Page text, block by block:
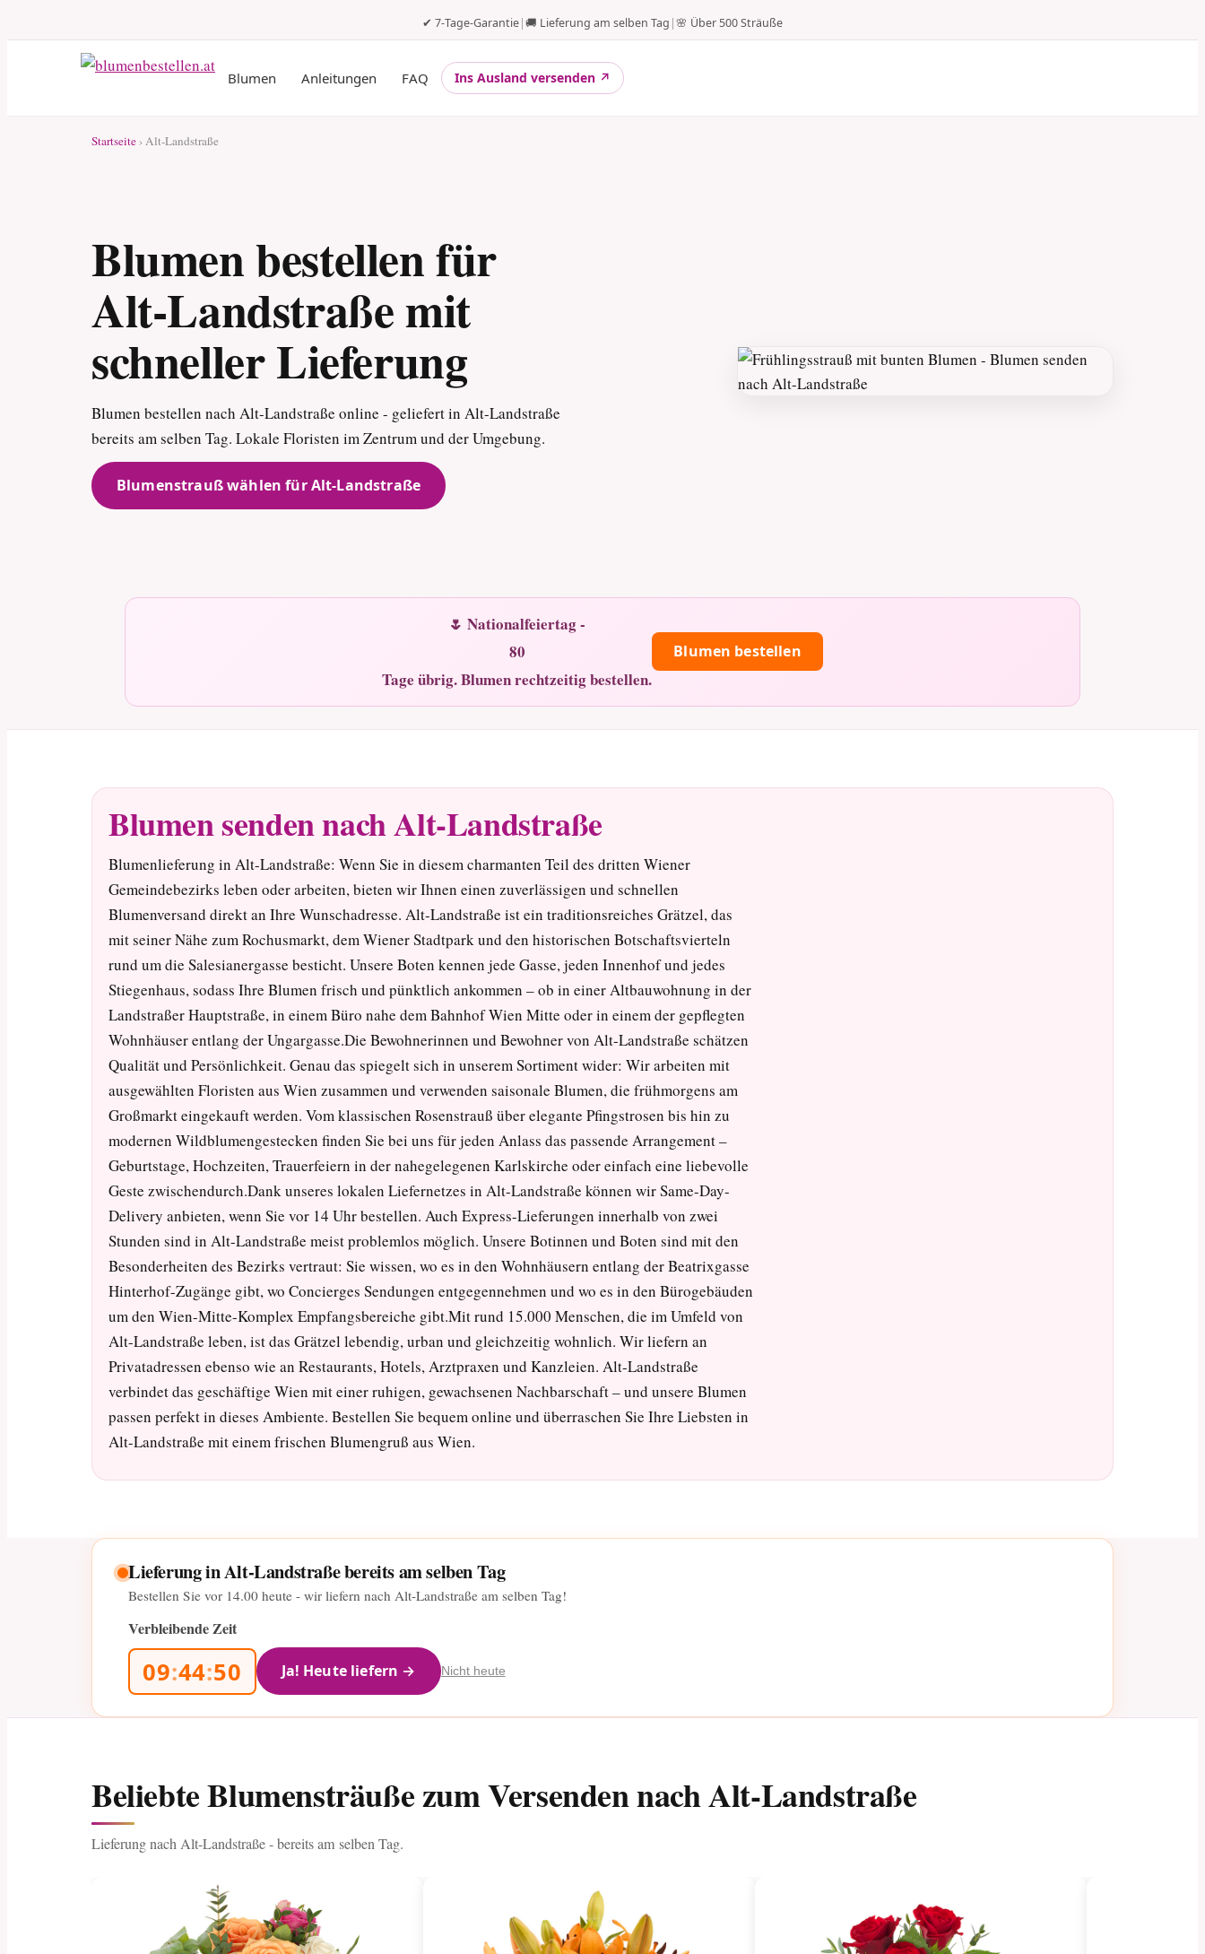
✔ 7-Tage-Garantie|🚚 Lieferung am selben Tag |🌸 Über 500 Sträuße
Blumen Anleitungen FAQ Ins Ausland versenden ↗
Startseite › Alt-Landstraße
Blumen bestellen für
Alt-Landstraße mit
schneller Lieferung
Blumen bestellen nach Alt-Landstraße online - geliefert in Alt-Landstraße
bereits am selben Tag. Lokale Floristen im Zentrum und der Umgebung.
Blumenstrauß wählen für Alt-Landstraße
🌷 Nationalfeiertag -
80
Tage übrig. Blumen rechtzeitig bestellen.
Blumen bestellen
Blumen senden nach Alt-Landstraße
Blumenlieferung in Alt-Landstraße: Wenn Sie in diesem charmanten Teil des dritten Wiener
Gemeindebezirks leben oder arbeiten, bieten wir Ihnen einen zuverlässigen und schnellen
Blumenversand direkt an Ihre Wunschadresse. Alt-Landstraße ist ein traditionsreiches Grätzel, das
mit seiner Nähe zum Rochusmarkt, dem Wiener Stadtpark und den historischen Botschaftsvierteln
rund um die Salesianergasse besticht. Unsere Boten kennen jede Gasse, jeden Innenhof und jedes
Stiegenhaus, sodass Ihre Blumen frisch und pünktlich ankommen – ob in einer Altbauwohnung in der
Landstraßer Hauptstraße, in einem Büro nahe dem Bahnhof Wien Mitte oder in einem der gepflegten
Wohnhäuser entlang der Ungargasse.Die Bewohnerinnen und Bewohner von Alt-Landstraße schätzen
Qualität und Persönlichkeit. Genau das spiegelt sich in unserem Sortiment wider: Wir arbeiten mit
ausgewählten Floristen aus Wien zusammen und verwenden saisonale Blumen, die frühmorgens am
Großmarkt eingekauft werden. Vom klassischen Rosenstrauß über elegante Pfingstrosen bis hin zu
modernen Wildblumengestecken finden Sie bei uns für jeden Anlass das passende Arrangement –
Geburtstage, Hochzeiten, Trauerfeiern in der nahegelegenen Karlskirche oder einfach eine liebevolle
Geste zwischendurch.Dank unseres lokalen Liefernetzes in Alt-Landstraße können wir Same-Day-
Delivery anbieten, wenn Sie vor 14 Uhr bestellen. Auch Express-Lieferungen innerhalb von zwei
Stunden sind in Alt-Landstraße meist problemlos möglich. Unsere Botinnen und Boten sind mit den
Besonderheiten des Bezirks vertraut: Sie wissen, wo es in den Wohnhäusern entlang der Beatrixgasse
Hinterhof-Zugänge gibt, wo Concierges Sendungen entgegennehmen und wo es in den Bürogebäuden
um den Wien-Mitte-Komplex Empfangsbereiche gibt.Mit rund 15.000 Menschen, die im Umfeld von
Alt-Landstraße leben, ist das Grätzel lebendig, urban und gleichzeitig wohnlich. Wir liefern an
Privatadressen ebenso wie an Restaurants, Hotels, Arztpraxen und Kanzleien. Alt-Landstraße
verbindet das geschäftige Wien mit einer ruhigen, gewachsenen Nachbarschaft – und unsere Blumen
passen perfekt in dieses Ambiente. Bestellen Sie bequem online und überraschen Sie Ihre Liebsten in
Alt-Landstraße mit einem frischen Blumengruß aus Wien.
Lieferung in Alt-Landstraße bereits am selben Tag
Bestellen Sie vor 14.00 heute - wir liefern nach Alt-Landstraße am selben Tag!
Verbleibende Zeit
09:44:49 Ja! Heute liefern → Nicht heute
Beliebte Blumensträuße zum Versenden nach Alt-Landstraße
Lieferung nach Alt-Landstraße - bereits am selben Tag.